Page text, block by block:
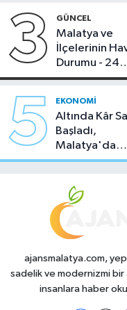
3 GÜNCEL
Malatya ve
İlçelerinin
Durumu - 24
Temmuz
5 EKONOMI
Altında Kâr
Başladı,
Malatya'da
Makas Ne
ajansmalatya.com,
sadelik ve modernizmi bir
insanlara haber